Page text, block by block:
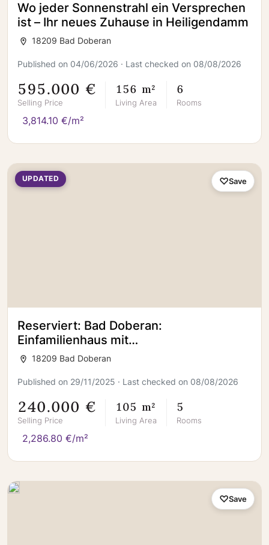
Wo jeder Sonnenstrahl ein Versprechen
ist – Ihr neues Zuhause in Heiligendamm
18209 Bad Doberan
Published on 04/06/2026 · Last checked on 08/08/2026
595.000 €
Selling Price
156 m²
Living Area
6
Rooms
3,814.10 €/m²
UPDATED
Reserviert: Bad Doberan:
Einfamilienhaus mit
Entwicklungspotenzial in zentraler Lage
18209 Bad Doberan
Published on 29/11/2025 · Last checked on 08/08/2026
240.000 €
Selling Price
105 m²
Living Area
5
Rooms
2,286.80 €/m²
Save
Save